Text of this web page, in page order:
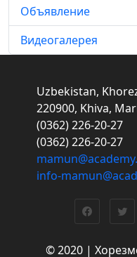
Объявление
Видеогалерея
Uzbekistan,
220900, Khiva,
(0362) 226-20-27
(0362) 226-20-27
info-
© 2020 |